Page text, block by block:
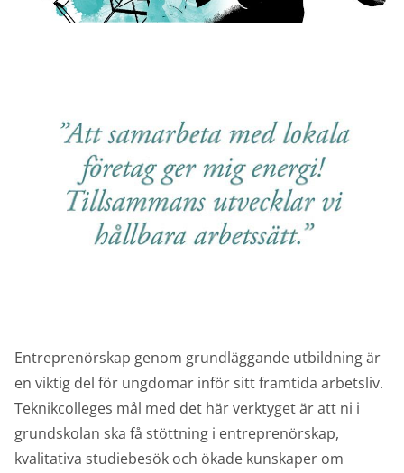
Entreprenörskap genom grundläggande utbildning är
en viktig del för ungdomar inför sitt framtida arbetsliv.
Teknikcolleges mål med det här verktyget är att ni i
grundskolan ska få stöttning i entreprenörskap,
kvalitativa studiebesök och ökade kunskaper om